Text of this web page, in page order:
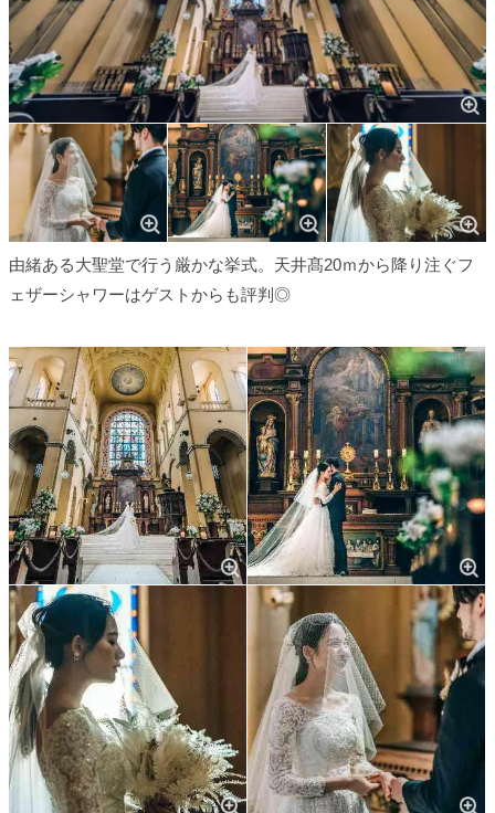
由緒ある大聖堂で行う厳かな挙式。天井髙20ｍから降り注ぐフ
ェザーシャワーはゲストからも評判◎